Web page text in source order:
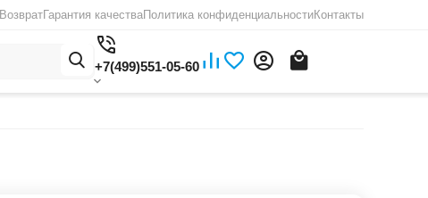
ВозвратГарантия качестваПолитика конфиденциальностиКонтакты
+7(499)551-05-60